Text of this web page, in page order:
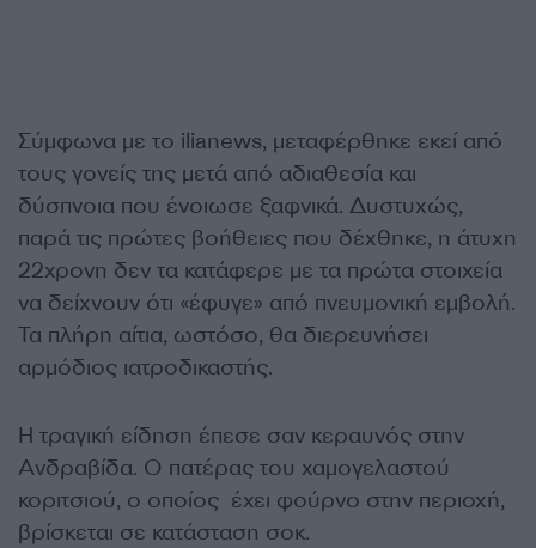
Σύμφωνα με το ilianews, μεταφέρθηκε εκεί από
τους γονείς της μετά από αδιαθεσία και
δύσπνοια που ένοιωσε ξαφνικά. Δυστυχώς,
παρά τις πρώτες βοήθειες που δέχθηκε, η άτυχη
22χρονη δεν τα κατάφερε με τα πρώτα στοιχεία
να δείχνουν ότι «έφυγε» από πνευμονική εμβολή.
Τα πλήρη αίτια, ωστόσο, θα διερευνήσει
αρμόδιος ιατροδικαστής.
Η τραγική είδηση έπεσε σαν κεραυνός στην
Ανδραβίδα. Ο πατέρας του χαμογελαστού
κοριτσιού, ο οποίος έχει φούρνο στην περιοχή,
βρίσκεται σε κατάσταση σοκ.